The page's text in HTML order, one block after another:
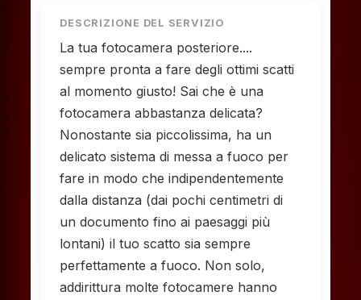
DESCRIZIONE DEL SERVIZIO
La tua fotocamera posteriore....
sempre pronta a fare degli ottimi scatti
al momento giusto! Sai che è una
fotocamera abbastanza delicata?
Nonostante sia piccolissima, ha un
delicato sistema di messa a fuoco per
fare in modo che indipendentemente
dalla distanza (dai pochi centimetri di
un documento fino ai paesaggi più
lontani) il tuo scatto sia sempre
perfettamente a fuoco. Non solo,
addirittura molte fotocamere hanno